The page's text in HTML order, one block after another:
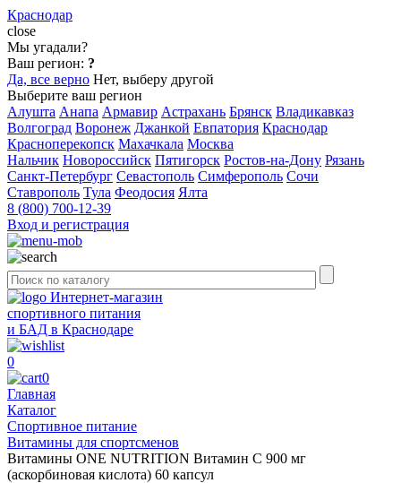
Краснодар
close
Мы угадали?
Ваш регион: ?
Да, все верно Нет, выберу другой
Выберите ваш регион
Алушта Анапа Армавир Астрахань Брянск Владикавказ
Волгоград Воронеж Джанкой Евпатория Краснодар
Красноперекопск Махачкала Москва
Нальчик Новороссийск Пятигорск Ростов-на-Дону Рязань
Санкт-Петербург Севастополь Симферополь Сочи
Ставрополь Тула Феодосия Ялта
8 (800) 700-12-39
Вход и регистрация
Интернет-магазин
спортивного питания
и БАД в Краснодаре
0
0
Главная
Каталог
Спортивное питание
Витамины для спортсменов
Витамины ONE NUTRITION Витамин С 900 мг
(аскорбиновая кислота) 60 капсул